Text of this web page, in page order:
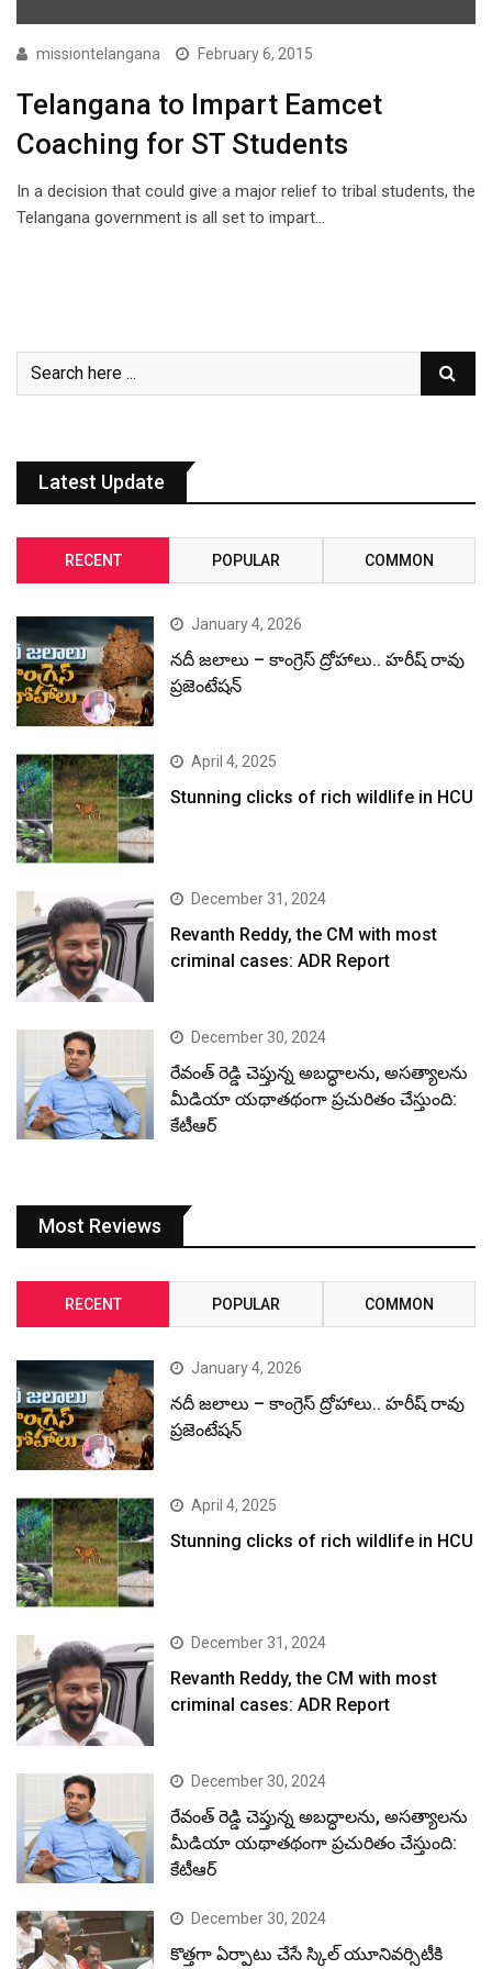
missiontelangana February 6, 2015
Telangana to Impart Eamcet
Coaching for ST Students
In a decision that could give a major relief to tribal students, the
Telangana government is all set to impart…
Latest Update
RECENT POPULAR COMMON
January 4, 2026
నదీ జలాలు – కాంగ్రెస్ ద్రోహాలు.. హరీష్ రావు
ప్రజెంటేషన్
April 4, 2025
Stunning clicks of rich wildlife in HCU
December 31, 2024
Revanth Reddy, the CM with most
criminal cases: ADR Report
December 30, 2024
రేవంత్ రెడ్డి చెప్తున్న అబద్ధాలను, అసత్యాలను
మీడియా యథాతథంగా ప్రచురితం చేస్తుంది:
కేటీఆర్
Most Reviews
RECENT POPULAR COMMON
January 4, 2026
నదీ జలాలు – కాంగ్రెస్ ద్రోహాలు.. హరీష్ రావు
ప్రజెంటేషన్
April 4, 2025
Stunning clicks of rich wildlife in HCU
December 31, 2024
Revanth Reddy, the CM with most
criminal cases: ADR Report
December 30, 2024
రేవంత్ రెడ్డి చెప్తున్న అబద్ధాలను, అసత్యాలను
మీడియా యథాతథంగా ప్రచురితం చేస్తుంది:
కేటీఆర్
December 30, 2024
కొత్తగా ఏర్పాటు చేసే స్కిల్ యూనివర్సిటీకి